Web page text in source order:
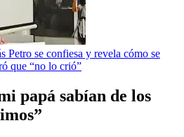
Petro se confiesa y revela cómo se
que “no lo crió”
papá sabían de los